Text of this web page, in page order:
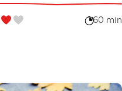
60 min